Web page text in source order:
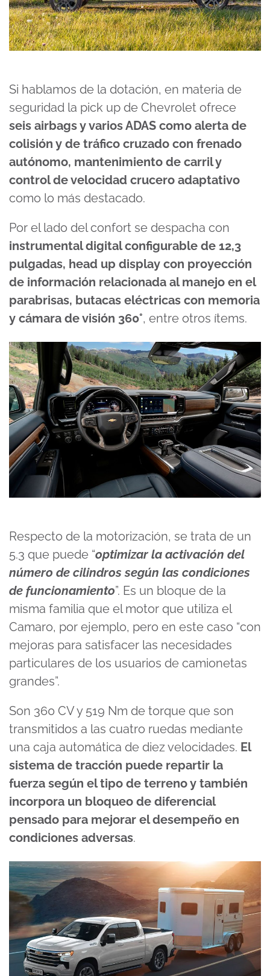
Si hablamos de la dotación, en materia de
seguridad la pick up de Chevrolet ofrece
seis airbags y varios ADAS como alerta de
colisión y de tráfico cruzado con frenado
autónomo, mantenimiento de carril y
control de velocidad crucero adaptativo
como lo más destacado.
Por el lado del confort se despacha con
instrumental digital configurable de 12,3
pulgadas, head up display con proyección
de información relacionada al manejo en el
parabrisas, butacas eléctricas con memoria
y cámara de visión 360°, entre otros ítems.
Respecto de la motorización, se trata de un
5.3 que puede “optimizar la activación del
número de cilindros según las condiciones
de funcionamiento”. Es un bloque de la
misma familia que el motor que utiliza el
Camaro, por ejemplo, pero en este caso “con
mejoras para satisfacer las necesidades
particulares de los usuarios de camionetas
grandes”.
Son 360 CV y 519 Nm de torque que son
transmitidos a las cuatro ruedas mediante
una caja automática de diez velocidades. El
sistema de tracción puede repartir la
fuerza según el tipo de terreno y también
incorpora un bloqueo de diferencial
pensado para mejorar el desempeño en
condiciones adversas.